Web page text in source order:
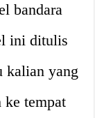
bandara
ini ditulis
kalian yang
ke tempat